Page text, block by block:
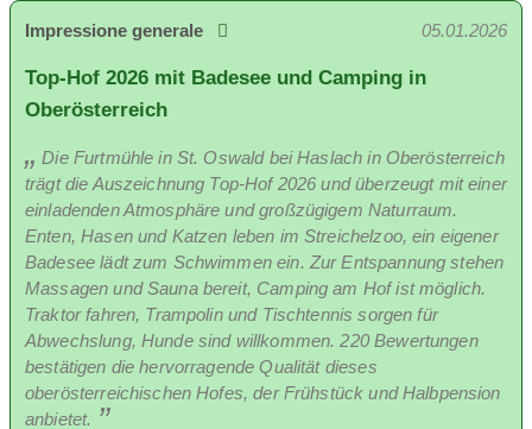
Impressione generale 05.01.2026
Top-Hof 2026 mit Badesee und Camping in
Oberösterreich
Die Furtmühle in St. Oswald bei Haslach in Oberösterreich
trägt die Auszeichnung Top-Hof 2026 und überzeugt mit einer
einladenden Atmosphäre und großzügigem Naturraum.
Enten, Hasen und Katzen leben im Streichelzoo, ein eigener
Badesee lädt zum Schwimmen ein. Zur Entspannung stehen
Massagen und Sauna bereit, Camping am Hof ist möglich.
Traktor fahren, Trampolin und Tischtennis sorgen für
Abwechslung, Hunde sind willkommen. 220 Bewertungen
bestätigen die hervorragende Qualität dieses
oberösterreichischen Hofes, der Frühstück und Halbpension
anbietet.